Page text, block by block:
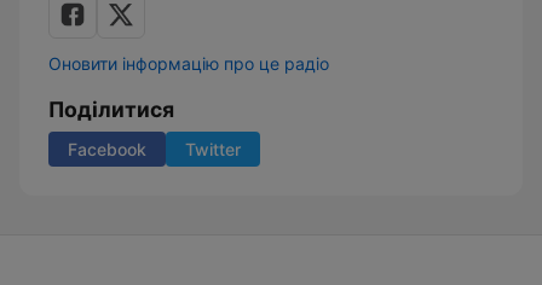
Оновити інформацію про це радіо
Поділитися
Facebook Twitter